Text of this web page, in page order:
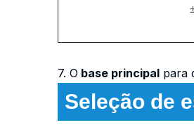
7. O base principal para
Seleção de